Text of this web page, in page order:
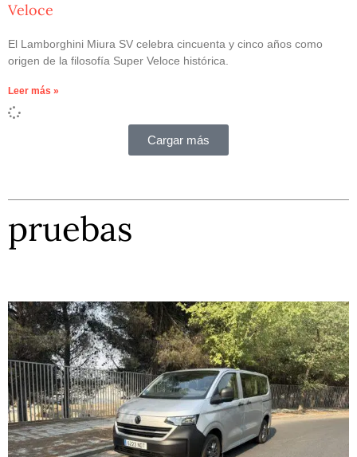
Veloce
El Lamborghini Miura SV celebra cincuenta y cinco años como
origen de la filosofía Super Veloce histórica.
Leer más »
Cargar más
pruebas